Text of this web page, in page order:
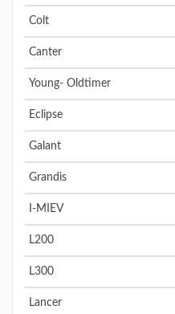
Colt
Canter
Young- Oldtimer
Eclipse
Galant
Grandis
I-MIEV
L200
L300
Lancer